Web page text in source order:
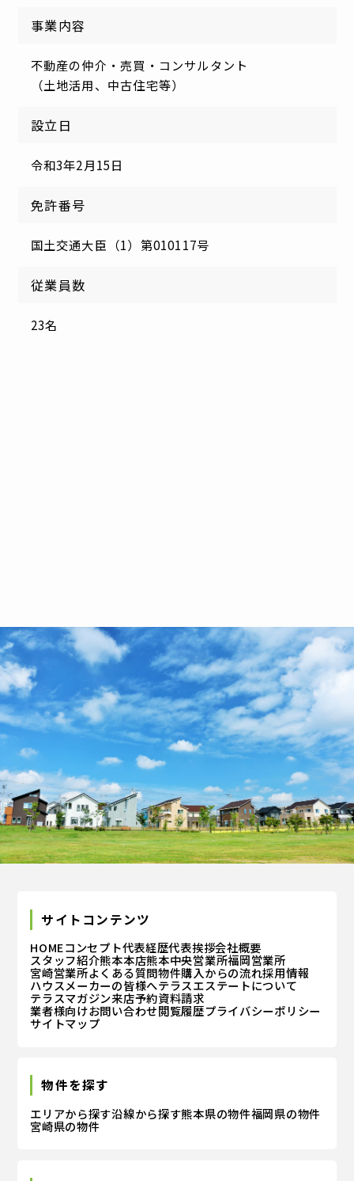
事業内容
不動産の仲介・売買・コンサルタント
（土地活用、中古住宅等）
設立日
令和3年2月15日
免許番号
国土交通大臣（1）第010117号
従業員数
23名
サイトコンテンツ
HOMEコンセプト代表経歴代表挨拶会社概要
スタッフ紹介熊本本店熊本中央営業所福岡営業所
宮崎営業所よくある質問物件購入からの流れ採用情報
ハウスメーカーの皆様へテラスエステートについて
テラスマガジン来店予約資料請求
業者様向けお問い合わせ閲覧履歴プライバシーポリシー
サイトマップ
物件を探す
エリアから探す沿線から探す熊本県の物件福岡県の物件
宮崎県の物件